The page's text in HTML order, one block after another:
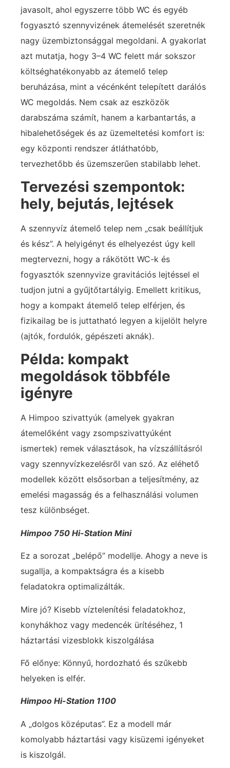
javasolt, ahol egyszerre több WC és egyéb
fogyasztó szennyvizének átemelését szeretnék
nagy üzembiztonsággal megoldani. A gyakorlat
azt mutatja, hogy 3–4 WC felett már sokszor
költséghatékonyabb az átemelő telep
beruházása, mint a vécénként telepített darálós
WC megoldás. Nem csak az eszközök
darabszáma számít, hanem a karbantartás, a
hibalehetőségek és az üzemeltetési komfort is:
egy központi rendszer átláthatóbb,
tervezhetőbb és üzemszerűen stabilabb lehet.
Tervezési szempontok:
hely, bejutás, lejtések
A szennyvíz átemelő telep nem „csak beállítjuk
és kész”. A helyigényt és elhelyezést úgy kell
megtervezni, hogy a rákötött WC-k és
fogyasztók szennyvize gravitációs lejtéssel el
tudjon jutni a gyűjtőtartályig. Emellett kritikus,
hogy a kompakt átemelő telep elférjen, és
fizikailag be is juttatható legyen a kijelölt helyre
(ajtók, fordulók, gépészeti aknák).
Példa: kompakt
megoldások többféle
igényre
A Himpoo szivattyúk (amelyek gyakran
átemelőként vagy zsompszivattyúként
ismertek) remek választások, ha vízszállításról
vagy szennyvízkezelésről van szó. Az eléhető
modellek között elsősorban a teljesítmény, az
emelési magasság és a felhasználási volumen
tesz különbséget.
Himpoo 750 Hi-Station Mini
Ez a sorozat „belépő” modellje. Ahogy a neve is
sugallja, a kompaktságra és a kisebb
feladatokra optimalizálták.
Mire jó? Kisebb víztelenítési feladatokhoz,
konyhákhoz vagy medencék ürítéséhez, 1
háztartási vizesblokk kiszolgálása
Fő előnye: Könnyű, hordozható és szűkebb
helyeken is elfér.
Himpoo Hi-Station 1100
A „dolgos középutas”. Ez a modell már
komolyabb háztartási vagy kisüzemi igényeket
is kiszolgál.